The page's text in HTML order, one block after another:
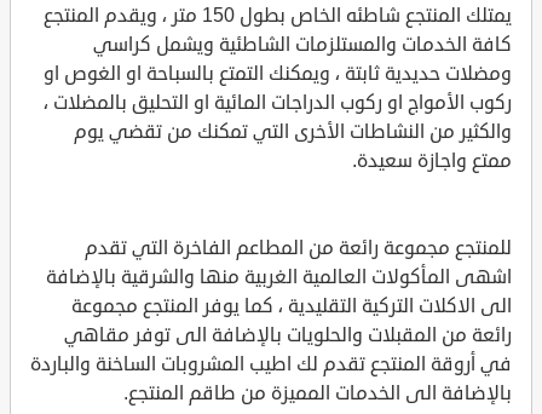
يمتلك المنتجع شاطئه الخاص بطول 150 متر ، ويقدم المنتجع
كافة الخدمات والمستلزمات الشاطئية ويشمل كراسي
ومضلات حديدية ثابتة ، ويمكنك التمتع بالسباحة او الغوص او
ركوب الأمواج او ركوب الدراجات المائية او التحليق بالمضلات ،
والكثير من النشاطات الأخرى التي تمكنك من تقضي يوم
ممتع واجازة سعيدة.
للمنتجع مجموعة رائعة من المطاعم الفاخرة التي تقدم
اشهى المأكولات العالمية الغربية منها والشرقية بالإضافة
الى الاكلات التركية التقليدية ، كما يوفر المنتجع مجموعة
رائعة من المقبلات والحلويات بالإضافة الى توفر مقاهي
في أروقة المنتجع تقدم لك اطيب المشروبات الساخنة والباردة
بالإضافة الى الخدمات المميزة من طاقم المنتجع.